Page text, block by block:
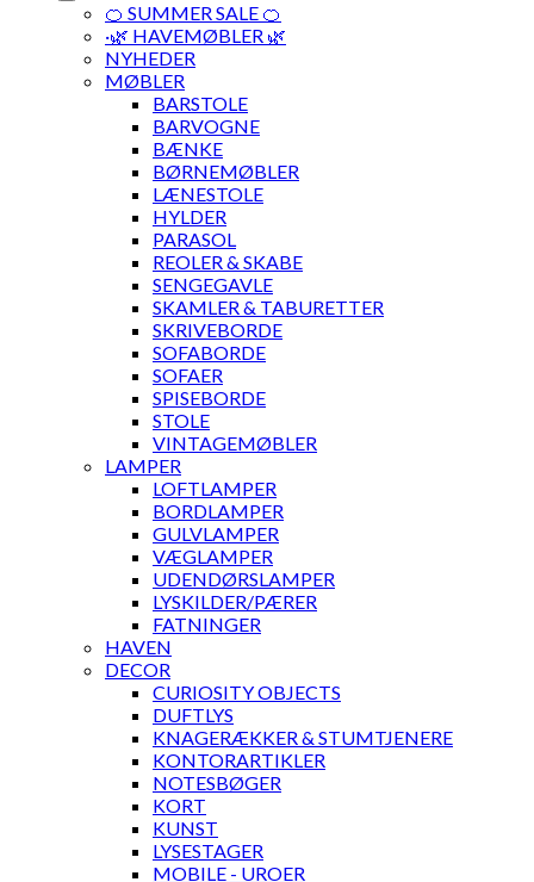
🍊 SUMMER SALE 🍊
·🌿 HAVEMØBLER 🌿
NYHEDER
MØBLER
BARSTOLE
BARVOGNE
BÆNKE
BØRNEMØBLER
LÆNESTOLE
HYLDER
PARASOL
REOLER & SKABE
SENGEGAVLE
SKAMLER & TABURETTER
SKRIVEBORDE
SOFABORDE
SOFAER
SPISEBORDE
STOLE
VINTAGEMØBLER
LAMPER
LOFTLAMPER
BORDLAMPER
GULVLAMPER
VÆGLAMPER
UDENDØRSLAMPER
LYSKILDER/PÆRER
FATNINGER
HAVEN
DECOR
CURIOSITY OBJECTS
DUFTLYS
KNAGERÆKKER & STUMTJENERE
KONTORARTIKLER
NOTESBØGER
KORT
KUNST
LYSESTAGER
MOBILE - UROER